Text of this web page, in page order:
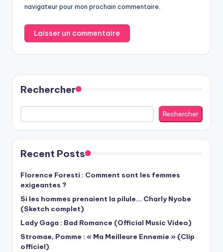
navigateur pour mon prochain commentaire.
Rechercher
Rechercher
Recent Posts
Florence Foresti : Comment sont les femmes
exigeantes ?
Si les hommes prenaient la pilule… Charly Nyobe
(Sketch complet)
Lady Gaga : Bad Romance (Official Music Video)
Stromae, Pomme : « Ma Meilleure Ennemie » (Clip
officiel)